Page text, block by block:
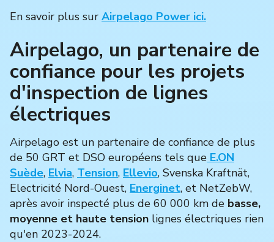
En savoir plus sur Airpelago Power ici.
Airpelago, un partenaire de
confiance pour les projets
d'inspection de lignes
électriques
Airpelago est un partenaire de confiance de plus
de 50 GRT et DSO européens tels que E.ON
Suède, Elvia, Tension, Ellevio, Svenska Kraftnät,
Electricité Nord-Ouest, Energinet, et NetZebW,
après avoir inspecté plus de 60 000 km de basse,
moyenne et haute tension lignes électriques rien
qu'en 2023-2024.